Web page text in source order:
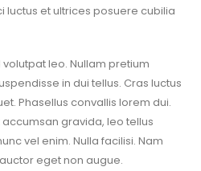
luctus et ultrices posuere cubilia
leo. Nullam pretium
in dui tellus. Cras luctus
Phasellus convallis lorem dui.
gravida, leo tellus
vel enim. Nulla facilisi. Nam
eget non augue.